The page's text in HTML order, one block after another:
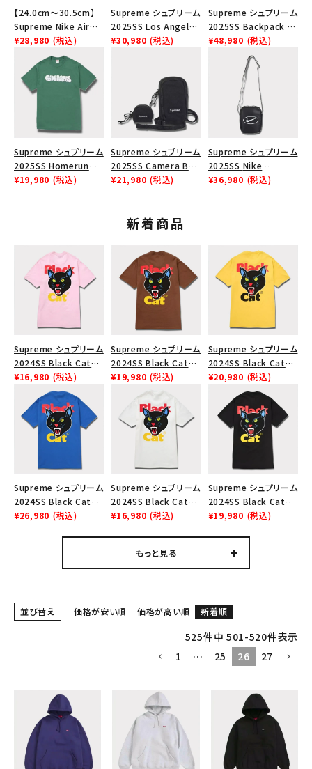
【24.0cm～30.5cm】
Supreme Nike Air
Force 1 Low シュプリ
ーム ナイキエアフォー
ス１スニーカー シュー
ズ ホワイト
¥28,980 (税込)
Supreme シュプリーム
2025SS Los Angeles
Fire Relief Box Logo
¥30,980 (税込)
Supreme シュプリーム
2025SS Backpack バ
ックパック ブラック 黒
¥48,980 (税込)
Supreme シュプリーム
2025SS Homerun
Tee ホームランTシャ
¥19,980 (税込)
Supreme シュプリーム
2025SS Camera Bag
+ Mini Pouch カメラバ
¥21,980 (税込)
Supreme シュプリーム
2025SS Nike
Leather Shoulder
¥36,980 (税込)
新着商品
Supreme シュプリーム
2024SS Black Cat
Tee ブラックキャットT
シャツ ライトピンク 桃
¥16,980 (税込)
Supreme シュプリーム
2024SS Black Cat
Tee ブラックキャットT
シャツ ブラウン 茶
¥19,980 (税込)
Supreme シュプリーム
2024SS Black Cat
Tee ブラックキャットT
シャツ イエロー 黄
¥20,980 (税込)
Supreme シュプリーム
2024SS Black Cat
Tee ブラックキャットT
¥26,980 (税込)
Supreme シュプリーム
2024SS Black Cat
Tee ブラックキャットT
¥16,980 (税込)
Supreme シュプリーム
2024SS Black Cat
Tee ブラックキャットT
¥19,980 (税込)
もっと見る
並び替え 価格が安い順 価格が高い順 新着順
525件中 501-520件表示
1
… 25 26 27